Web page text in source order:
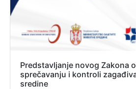
Predstavljanje novog Zakona
sprečavanju i kontroli
sredine